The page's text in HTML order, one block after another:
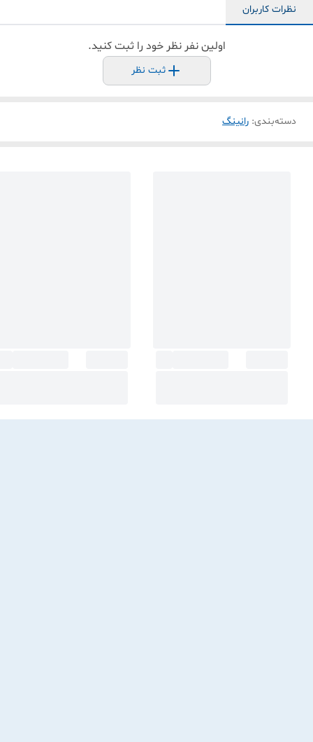
نظرات کاربران
اولین نفر نظر خود را ثبت کنید.
ثبت نظر
دسته‌بندی: رانینگ